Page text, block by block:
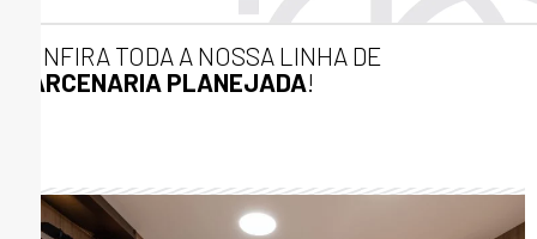
CONFIRA TODA A NOSSA LINHA DE
MARCENARIA PLANEJADA!